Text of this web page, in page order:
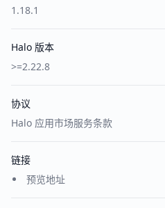
1.18.1
Halo 版本
>=2.22.8
协议
Halo 应用市场服务条款
链接
预览地址